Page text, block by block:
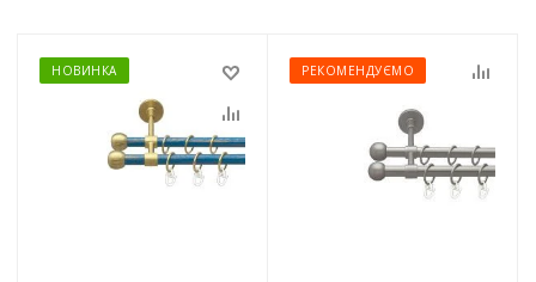
НОВИНКА РЕКОМЕНДУЄМО